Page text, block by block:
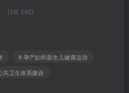
THE END
# 孕产妇和新生儿健康运动
共卫生体系建设